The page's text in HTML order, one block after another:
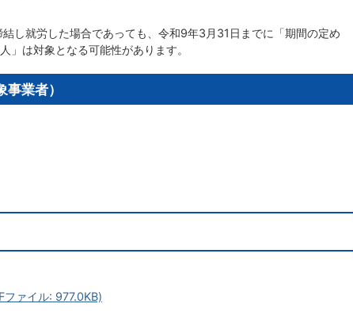
し就労した場合であっても、令和9年3月31日までに「期間の定め
」は対象となる可能性があります。
業者）
ファイル: 977.0KB)